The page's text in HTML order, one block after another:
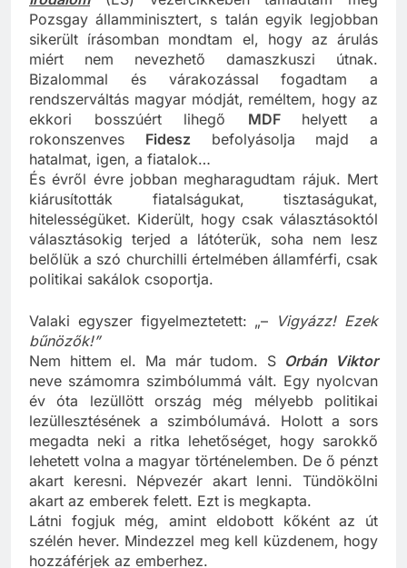
Irodalom (ÉS) vezércikkében támadtam meg
Pozsgay államminisztert, s talán egyik legjobban
sikerült írásomban mondtam el, hogy az árulás
miért nem nevezhető damaszkuszi útnak.
Bizalommal és várakozással fogadtam a
rendszerváltás magyar módját, reméltem, hogy az
ekkori bosszúért lihegőMDF
helyett a
rokonszenves Fideszbefolyásolja majd a
hatalmat, igen, a fiatalok…
És évről évre jobban megharagudtam rájuk. Mert
kiárusították fiatalságukat, tisztaságukat,
hitelességüket. Kiderült, hogy csak választásoktól
választásokig terjed a látóterük, soha nem lesz
belőlük a szó churchilli értelmében államférfi, csak
Valaki egyszer figyelmeztetett: „–
bűnözők!”
Nem hittem el. Ma már tudom. SOrbán Viktor
neve számomra szimbólummá vált. Egy nyolcvan
év óta lezüllött ország még mélyebb politikai
lezüllesztésének a szimbólumává. Holott a sors
megadta neki a ritka lehetőséget, hogy sarokkő
lehetett volna a magyar történelemben. De ő pénzt
akart keresni. Népvezér akart lenni. Tündökölni
akart az emberek felett. Ezt is megkapta.
Látni fogjuk még, amint eldobott kőként az út
szélén hever. Mindezzel meg kell küzdenem, hogy